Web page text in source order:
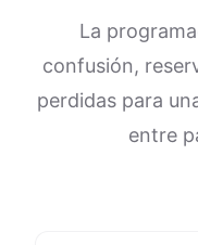
La
confusión,
perdidas para
entre